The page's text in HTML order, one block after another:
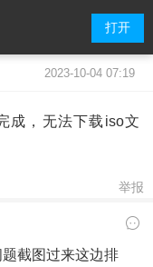
打开
2023-10-04 07:19
成，无法下载iso文
举报
截图过来这边排